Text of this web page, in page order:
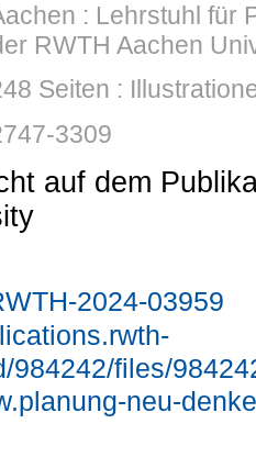
: Lehrstuhl für
RWTH Aachen
Seiten :
3309
auf dem
2024-03959
984242/files/
neu-